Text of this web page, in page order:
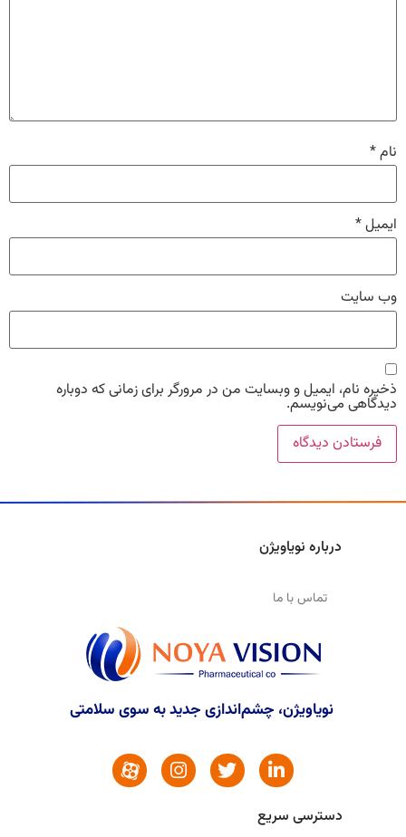
نام*
ایمیل*
وب‌ سایت
ذخیره نام، ایمیل و وبسایت من در مرورگر برای زمانی که دوباره
دیدگاهی می‌نویسم.
درباره نویاویژن
تماس با ما
نویاویژن، چشم‌اندازی جدید به سوی سلامتی
دسترسی سریع